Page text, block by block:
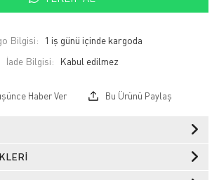
Bilgisi:
1 iş günü içinde kargoda
İade Bilgisi:
Haber Ver Bu Ürünü Paylaş